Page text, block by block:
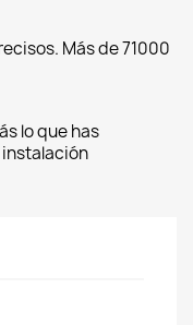
Más de 71000
lo que has